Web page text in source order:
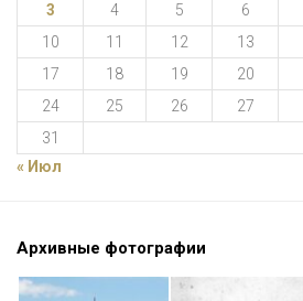
3 4 5 6
10
11 12 13
17
18 19 20
24
25 26 27
31
« Июл
Архивные фотографии